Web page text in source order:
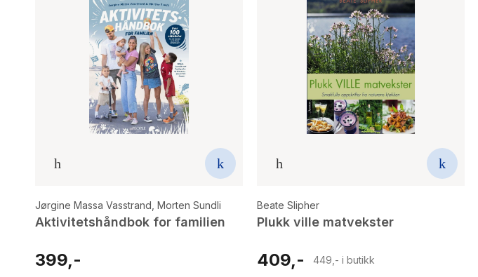
Jørgine Massa Vasstrand, Morten Sundli
Aktivitetshåndbok for familien
399,-
Beate Slipher
Plukk ville matvekster
409,-
449,- i butikk